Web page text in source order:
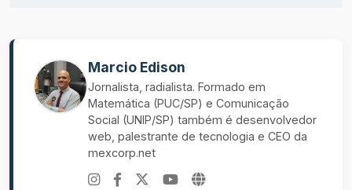
Marcio Edison
Jornalista, radialista. Formado em
Matemática (PUC/SP) e Comunicação
Social (UNIP/SP) também é desenvolvedor
web, palestrante de tecnologia e CEO da
mexcorp.net